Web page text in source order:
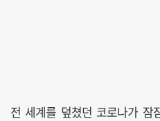
전 세계를 덮쳤던 코로나가 잠